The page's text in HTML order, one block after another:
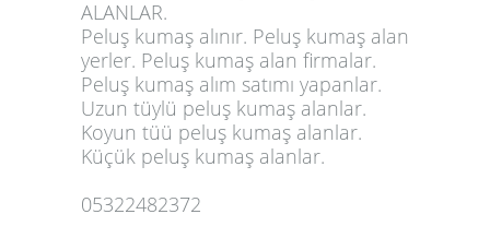
ALANLAR.
Peluş kumaş alınır. Peluş kumaş alan
yerler. Peluş kumaş alan firmalar.
Peluş kumaş alım satımı yapanlar.
Uzun tüylü peluş kumaş alanlar.
Koyun tüü peluş kumaş alanlar.
Küçük peluş kumaş alanlar.
05322482372